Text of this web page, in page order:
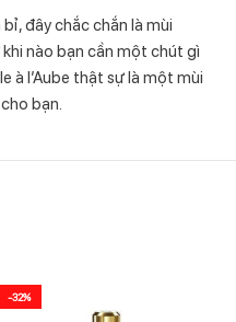
đây chắc chắn là mùi
nào bạn cần một chút gì
à l’Aube thật sự là một mùi
bạn.
-32%